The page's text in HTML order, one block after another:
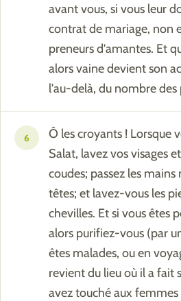
avant vous, si vous leur
contrat de mariage, non
preneurs d'amantes. Et
alors vaine devient son
l'au-delà, du nombre des
6
Ô les croyants ! Lorsque
Salat, lavez vos visages
coudes; passez les
têtes; et lavez-vous les
chevilles. Et si vous êtes
alors purifiez-vous (par
êtes malades, ou en
revient du lieu où il a fait
avez touché aux